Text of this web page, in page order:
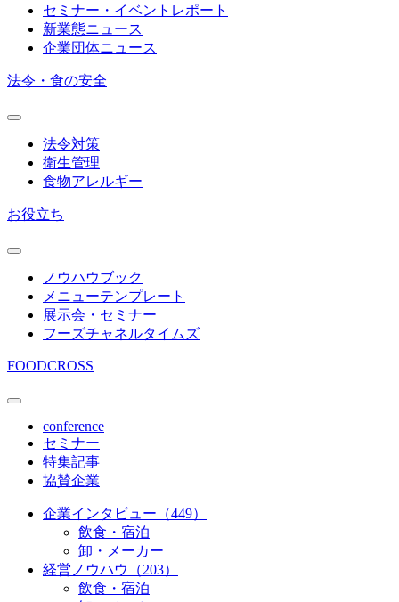
セミナー・イベントレポート
新業態ニュース
企業団体ニュース
法令・食の安全
法令対策
衛生管理
食物アレルギー
お役立ち
ノウハウブック
メニューテンプレート
展示会・セミナー
フーズチャネルタイムズ
FOODCROSS
conference
セミナー
特集記事
協賛企業
企業インタビュー（449）
飲食・宿泊
卸・メーカー
経営ノウハウ（203）
飲食・宿泊